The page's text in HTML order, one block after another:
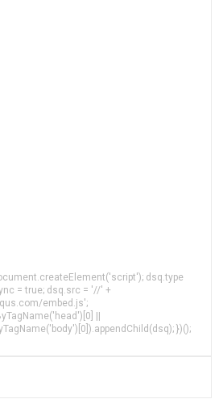
dsq.type
= true; dsq.src = '//' +
embed.js';
||
})();